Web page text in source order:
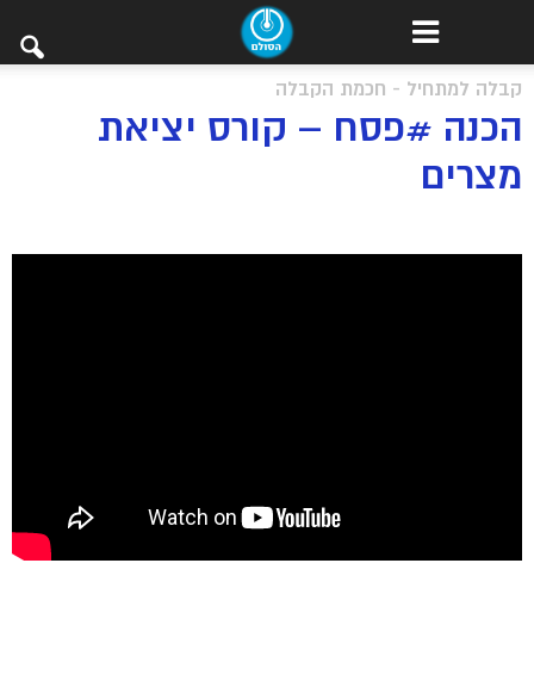
קבלה למתחיל - חכמת הקבלה
הכנה #פסח – קורס יציאת
מצרים